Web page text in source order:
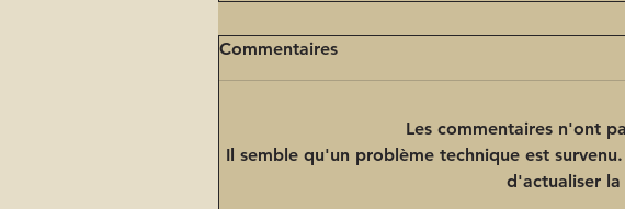
Commentaires
Les commentaires n'ont
Il semble qu'un problème technique est
d'actualiser la